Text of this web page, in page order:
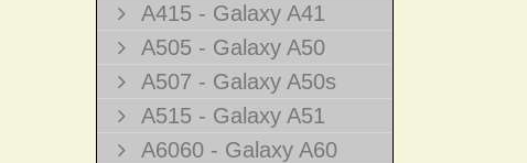
A415 - Galaxy A41
A505 - Galaxy A50
A507 - Galaxy A50s
A515 - Galaxy A51
A6060 - Galaxy A60